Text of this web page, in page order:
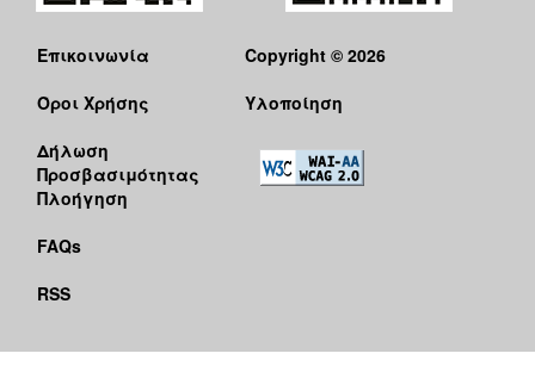
Επικοινωνία
Όροι Χρήσης
Δήλωση
Προσβασιμότητας
Πλοήγηση
FAQs
RSS
Copyright © 2026
Υλοποίηση